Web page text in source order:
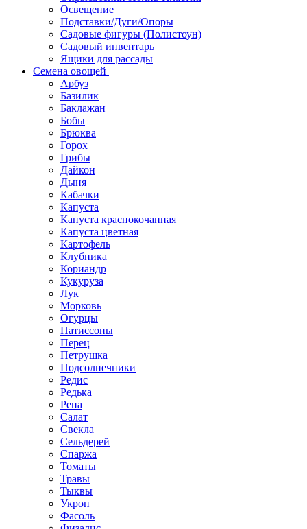
Освещение
Подставки/Дуги/Опоры
Садовые фигуры (Полистоун)
Садовый инвентарь
Ящики для рассады
Семена овощей
Арбуз
Базилик
Баклажан
Бобы
Брюква
Горох
Грибы
Дайкон
Дыня
Кабачки
Капуста
Капуста краснокочанная
Капуста цветная
Картофель
Клубника
Кориандр
Кукуруза
Лук
Морковь
Огурцы
Патиссоны
Перец
Петрушка
Подсолнечники
Редис
Редька
Репа
Салат
Свекла
Сельдерей
Спаржа
Томаты
Травы
Тыквы
Укроп
Фасоль